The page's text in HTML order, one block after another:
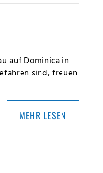
auf Dominica in
sind, freuen
MEHR LESEN